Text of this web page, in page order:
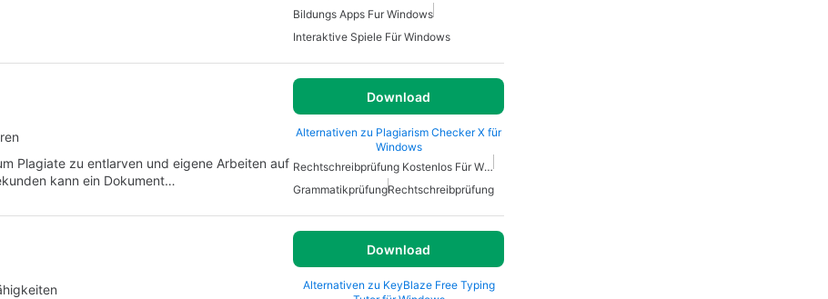
Bildungs Apps Fur Windows
Interaktive Spiele Für Windows
Download
Alternativen zu Plagiarism Checker X für
Windows
Plagiate zu entlarven und eigene Arbeiten auf
kann ein Dokument…
Rechtschreibprüfung Kostenlos Für Windows
GrammatikprüfungRechtschreibprüfung
Download
Alternativen zu KeyBlaze Free Typing